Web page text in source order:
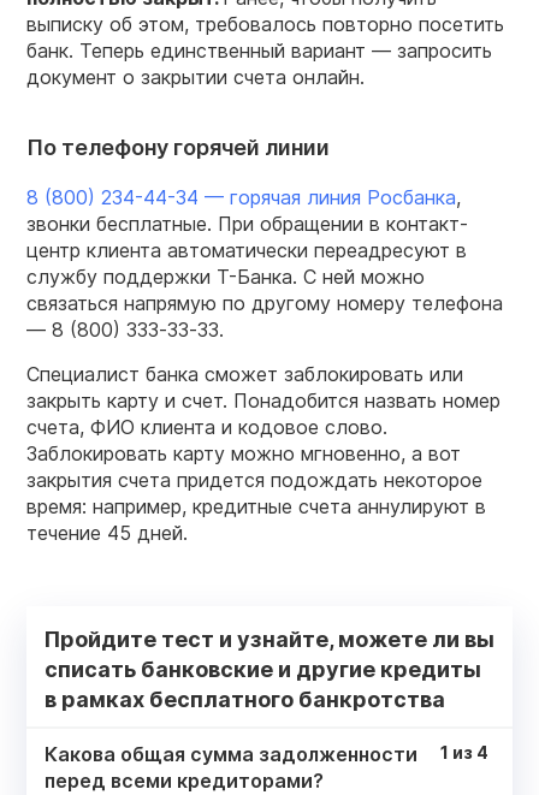
выписку об этом, требовалось повторно посетить
банк. Теперь единственный вариант — запросить
документ о закрытии счета онлайн.
По телефону горячей линии
8 (800) 234-44-34 — горячая линия Росбанка,
звонки бесплатные. При обращении в контакт-
центр клиента автоматически переадресуют в
службу поддержки Т-Банка. С ней можно
связаться напрямую по другому номеру телефона
— 8 (800) 333‑33‑33.
Специалист банка сможет заблокировать или
закрыть карту и счет. Понадобится назвать номер
счета, ФИО клиента и кодовое слово.
Заблокировать карту можно мгновенно, а вот
закрытия счета придется подождать некоторое
время: например, кредитные счета аннулируют в
течение 45 дней.
Пройдите тест и узнайте, можете ли вы
списать банковские и другие кредиты
в рамках бесплатного банкротства
Какова общая сумма задолженности
перед всеми кредиторами?
1 из 4